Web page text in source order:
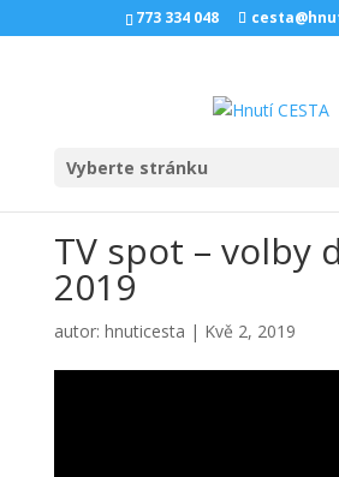
773 334 048
Vyberte stránku
TV spot – volby
2019
autor: hnuticesta | Kvě 2, 2019